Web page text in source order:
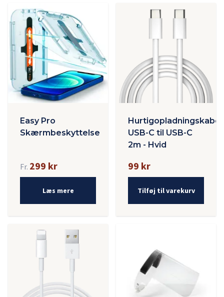
Easy Pro
Skærmbeskyttelse
Fr. 299 kr
Læs mere
Hurtigopladningskabel
USB-C til USB-C
2m - Hvid
99 kr
Tilføj til varekurv